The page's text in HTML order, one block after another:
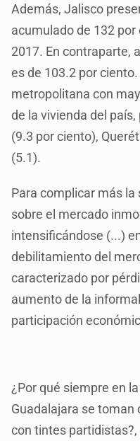
Además, Jalisco
acumulado de 132
2017. En contraparte,
es de 103.2 por
metropolitana con
de la vivienda del
(9.3 por ciento),
(5.1).
Para complicar más la
sobre el mercado
intensificándose (...)
debilitamiento del
caracterizado por
aumento de la
participación
¿Por qué siempre en
Guadalajara se toman
con tintes